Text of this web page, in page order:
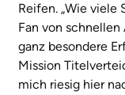
Reifen. „Wie viele
Fan von schnellen
ganz besondere
Mission
mich riesig hier